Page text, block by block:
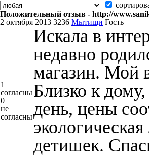
Положительный отзыв - http://
2 октября 2013 3236 Мытищи Гость
1
согласны
0
не
согласны
Искала в
недавно
магазин. Мой
Близко к
день, цены
детишек.